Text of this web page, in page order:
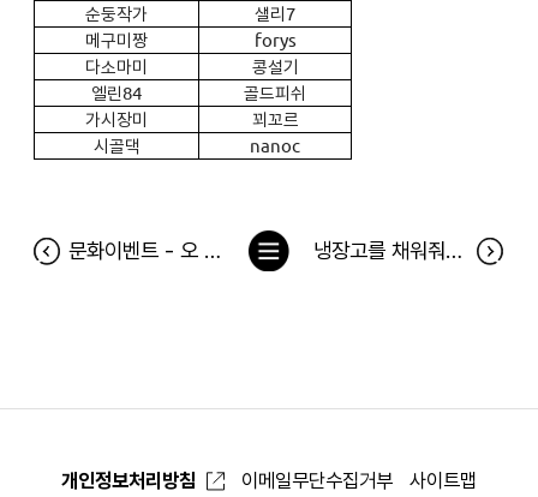
순둥작가
샐리7
메구미짱
forys
다소마미
콩설기
엘린84
골드피쉬
가시장미
꾀꼬르
시골댁
nanoc
문화이벤트 - 오 루시! 시사회 당첨자 냉장고를 채워줘 75차 당첨자(6월 18일~6월 24일)
목
개인정보처리방침 이메일무단수집거부 사이트맵